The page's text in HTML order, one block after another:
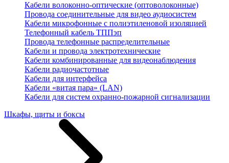
Кабели волоконно-оптические (оптоволоконные)
Провода соединительные для видео аудиосистем
Кабели микрофонные с полиэтиленовой изоляцией
Телефонный кабель ТППэп
Провода телефонные распределительные
Кабели и провода электротехнические
Кабели комбинированные для видеонаблюдения
Кабели радиочастотные
Кабели для интерфейса
Кабели «витая пара» (LAN)
Кабели для систем охранно-пожарной сигнализации
Шкафы, щиты и боксы